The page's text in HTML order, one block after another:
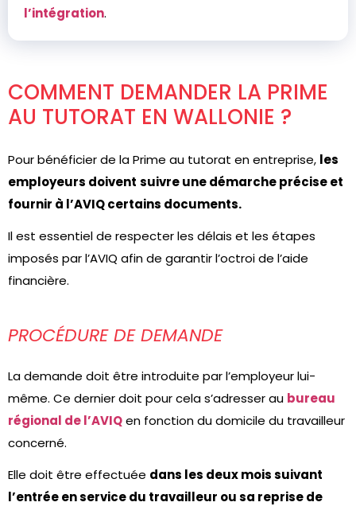
l’intégration.
COMMENT DEMANDER LA PRIME
AU TUTORAT EN WALLONIE ?
Pour bénéficier de la Prime au tutorat en entreprise, les
employeurs doivent suivre une démarche précise et
fournir à l’AVIQ certains documents.
Il est essentiel de respecter les délais et les étapes
imposés par l’AVIQ afin de garantir l’octroi de l’aide
financière.
PROCÉDURE DE DEMANDE
La demande doit être introduite par l’employeur lui-
même. Ce dernier doit pour cela s’adresser au bureau
régional de l’AVIQen fonction du domicile du travailleur
concerné.
Elle doit être effectuée dans les deux mois suivant
l’entrée en service du travailleur ou sa reprise de